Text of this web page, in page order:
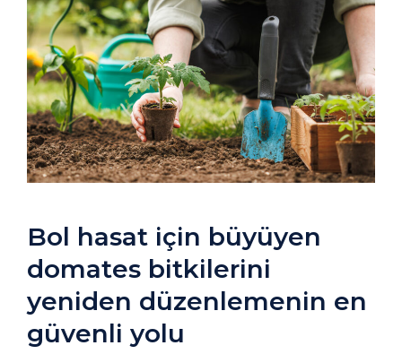
Bol hasat için büyüyen
domates bitkilerini
yeniden düzenlemenin en
güvenli yolu